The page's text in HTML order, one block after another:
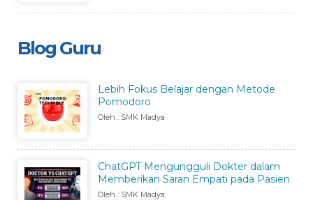
Blog Guru
Lebih Fokus Belajar dengan Metode
Pomodoro
Oleh : SMK Madya
ChatGPT Mengungguli Dokter dalam
Memberikan Saran Empati pada Pasien
Oleh : SMK Madya